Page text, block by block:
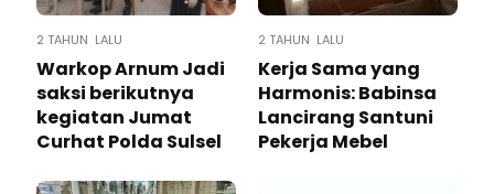
2 TAHUN LALU
Warkop Arnum Jadi
saksi berikutnya
kegiatan Jumat
Curhat Polda Sulsel
2 TAHUN LALU
Kerja Sama yang
Harmonis: Babinsa
Lancirang Santuni
Pekerja Mebel